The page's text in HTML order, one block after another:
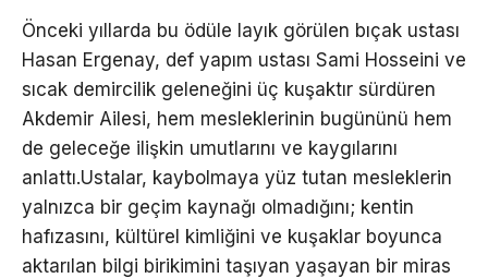
Önceki yıllarda bu ödüle layık görülen bıçak ustası
Hasan Ergenay, def yapım ustası Sami Hosseini ve
sıcak demircilik geleneğini üç kuşaktır sürdüren
Akdemir Ailesi, hem mesleklerinin bugününü hem
de geleceğe ilişkin umutlarını ve kaygılarını
anlattı.Ustalar, kaybolmaya yüz tutan mesleklerin
yalnızca bir geçim kaynağı olmadığını; kentin
hafızasını, kültürel kimliğini ve kuşaklar boyunca
aktarılan bilgi birikimini taşıyan yaşayan bir miras